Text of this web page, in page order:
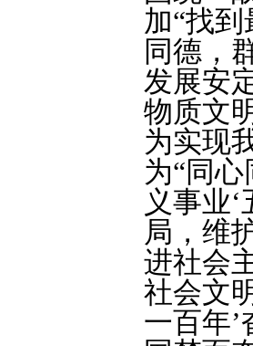
加“找
同德，
发展安
物质文
为实现
为“同
义事业
局，维
进社会
社会文
一百年